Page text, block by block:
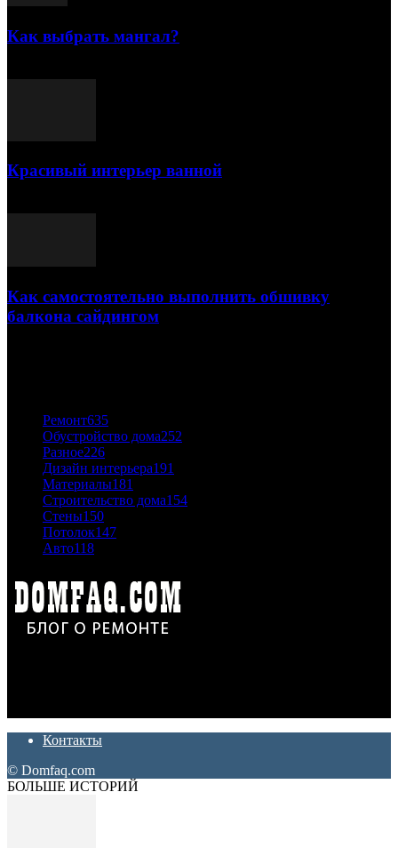
Как выбрать мангал?
Красивый интерьер ванной
Как самостоятельно выполнить обшивку
балкона сайдингом
Ремонт635
Обустройство дома252
Разное226
Дизайн интерьера191
Материалы181
Строительство дома154
Стены150
Потолок147
Авто118
Контакты
© Domfaq.com
БОЛЬШЕ ИСТОРИЙ